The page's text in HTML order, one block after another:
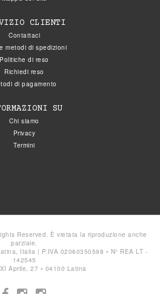
CLIENTI
Contattaci
metodi di spedizioni
Politiche di reso
Richiedi reso
di pagamento
SU
Chi siamo
Privacy
Termini
Reserved. È vietata la riproduzione anche
parziale.
Italia | P.IVA 02060350598 • N° REA LT -
142545
Aprile, 27 • 04100 Latina